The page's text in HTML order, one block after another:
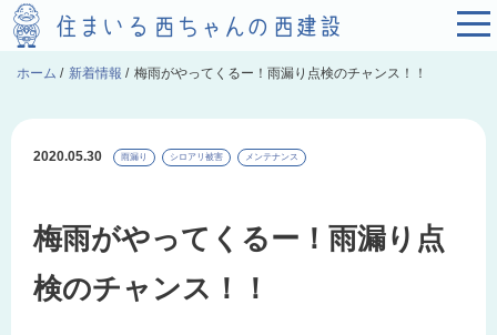
ホーム / 新着情報 / 梅雨がやってくるー！雨漏り点検のチャンス！！
2020.05.30 雨漏り シロアリ被害 メンテナンス
梅雨がやってくるー！雨漏り点
検のチャンス！！